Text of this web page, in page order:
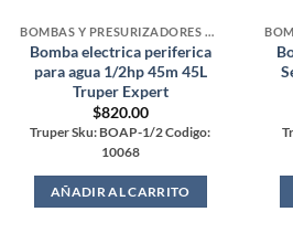
BOMBAS Y PRESURIZADORES DE AGUA
Bomba electrica periferica
para agua 1/2hp 45m 45L
Truper Expert
$820.00
Truper Sku: BOAP-1/2 Codigo:
10068
AÑADIR AL CARRITO